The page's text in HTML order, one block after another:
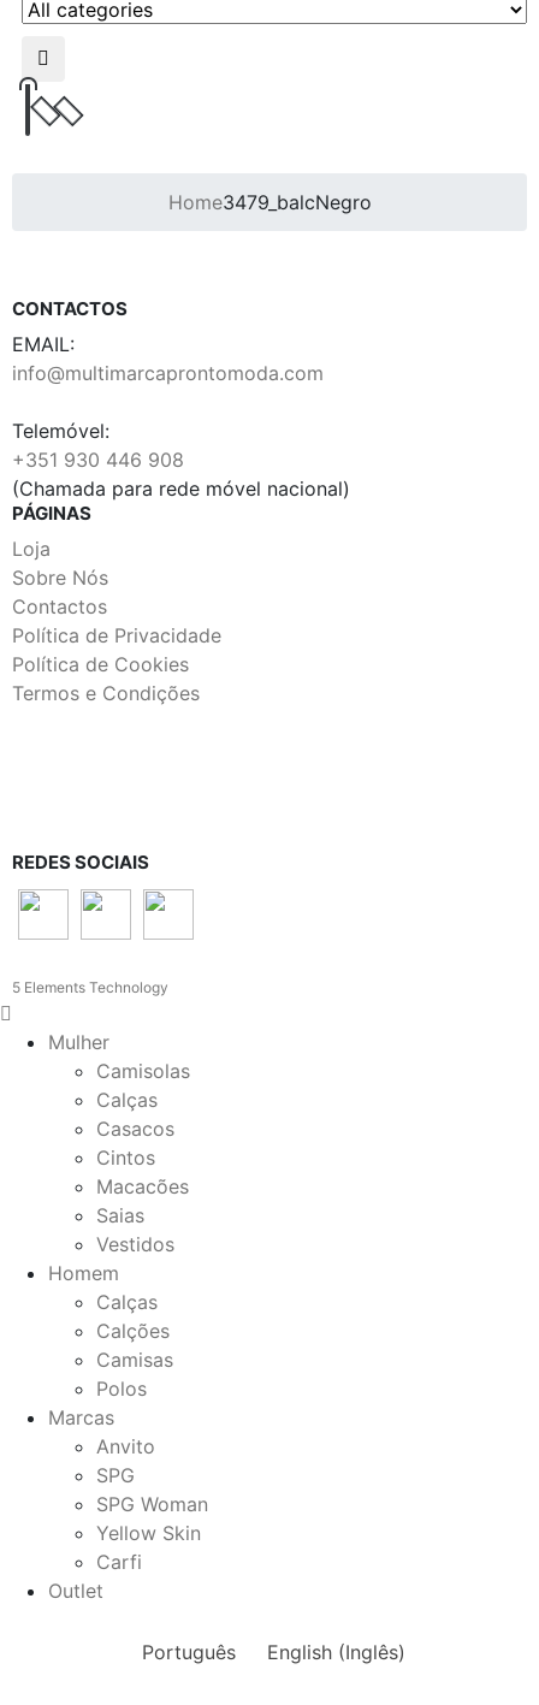
Home3479_balcNegro
CONTACTOS
EMAIL:
info@multimarcaprontomoda.com
Telemóvel:
+351 930 446 908
(Chamada para rede móvel nacional)
PÁGINAS
Loja
Sobre Nós
Contactos
Política de Privacidade
Política de Cookies
Termos e Condições
REDES SOCIAIS
5 Elements Technology
Mulher
Camisolas
Calças
Casacos
Cintos
Macacões
Saias
Vestidos
Homem
Calças
Calções
Camisas
Polos
Marcas
Anvito
SPG
SPG Woman
Yellow Skin
Carfi
Outlet
Português English(Inglês)